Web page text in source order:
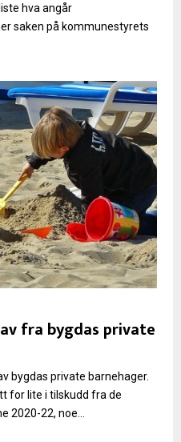
hva angår
saken på kommunestyrets
fra bygdas private
bygdas private barnehager.
for lite i tilskudd fra de
2020-22, noe...